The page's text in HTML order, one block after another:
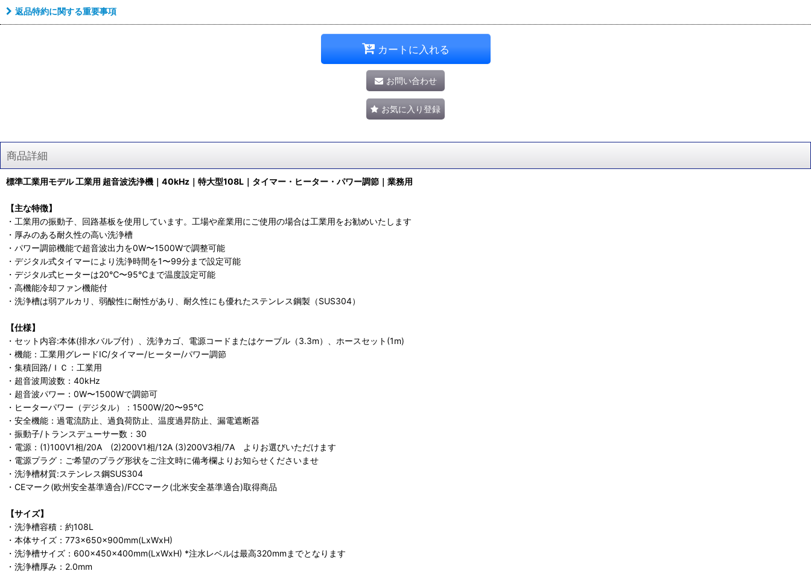
返品特約に関する重要事項
カートに入れる
お問い合わせ
お気に入り登録
商品詳細
標準工業用モデル 工業用 超音波洗浄機｜40kHz｜特大型108L｜タイマー・ヒーター・パワー調節｜業務用
【主な特徴】
・工業用の振動子、回路基板を使用しています。工場や産業用にご使用の場合は工業用をお勧めいたします
・厚みのある耐久性の高い洗浄槽
・パワー調節機能で超音波出力を0W〜1500Wで調整可能
・デジタル式タイマーにより洗浄時間を1〜99分まで設定可能
・デジタル式ヒーターは20℃〜95℃まで温度設定可能
・高機能冷却ファン機能付
・洗浄槽は弱アルカリ、弱酸性に耐性があり、耐久性にも優れたステンレス鋼製（SUS304）
【仕様】
・セット内容:本体(排水バルブ付）、洗浄カゴ、電源コードまたはケーブル（3.3m）、ホースセット(1m)
・機能：工業用グレードIC/タイマー/ヒーター/パワー調節
・集積回路/ＩＣ：工業用
・超音波周波数：40kHz
・超音波パワー：0W〜1500Wで調節可
・ヒーターパワー（デジタル）：1500W/20〜95℃
・安全機能：過電流防止、過負荷防止、温度過昇防止、漏電遮断器
・振動子/トランスデューサー数：30
・電源：(1)100V1相/20A (2)200V1相/12A (3)200V3相/7A よりお選びいただけます
・電源プラグ：ご希望のプラグ形状をご注文時に備考欄よりお知らせくださいませ
・洗浄槽材質:ステンレス鋼SUS304
・CEマーク(欧州安全基準適合)/FCCマーク(北米安全基準適合)取得商品
【サイズ】
・洗浄槽容積：約108L
・本体サイズ：773×650×900mm(LxWxH)
・洗浄槽サイズ：600×450×400mm(LxWxH) *注水レベルは最高320mmまでとなります
・洗浄槽厚み：2.0mm